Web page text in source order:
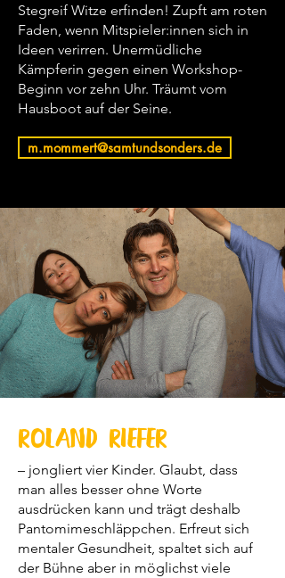
Stegreif Witze erfinden! Zupft am roten
Faden, wenn Mitspieler:innen sich in
Ideen verirren. Unermüdliche
Kämpferin gegen einen Workshop-
Beginn vor zehn Uhr. Träumt vom
Hausboot auf der Seine.
m.mommert@samtundsonders.de
Roland Riefer
– jongliert vier Kinder. Glaubt, dass
man alles besser ohne Worte
ausdrücken kann und trägt deshalb
Pantomimeschläppchen. Erfreut sich
mentaler Gesundheit, spaltet sich auf
der Bühne aber in möglichst viele